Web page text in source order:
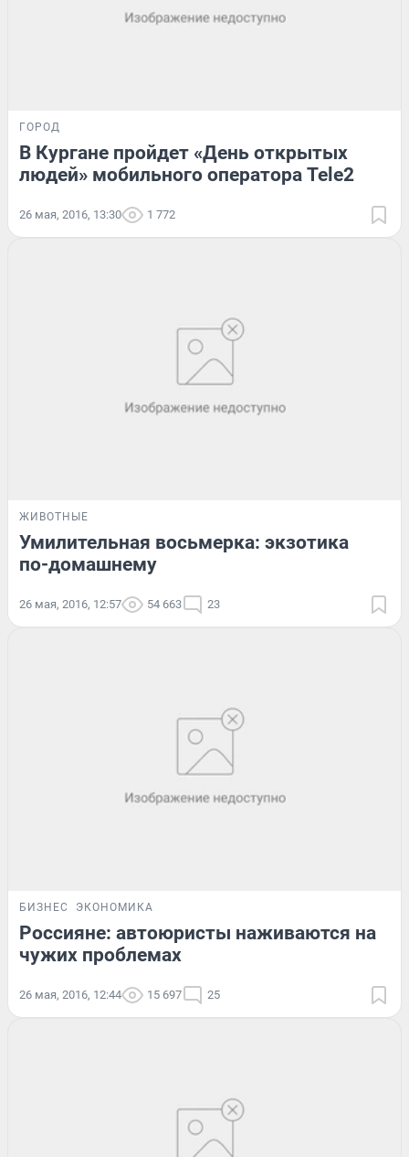
ГОРОД
В Кургане пройдет «День открытых
людей» мобильного оператора Tele2
26 мая, 2016, 13:30 1 772
ЖИВОТНЫЕ
Умилительная восьмерка: экзотика
по-домашнему
26 мая, 2016, 12:57 54 663 23
БИЗНЕС ЭКОНОМИКА
Россияне: автоюристы наживаются на
чужих проблемах
26 мая, 2016, 12:44 15 697 25